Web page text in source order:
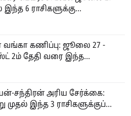
இந்த 6 ராசிகளுக்கு...
வங்கா கணிப்பு: ஜூலை 27 -
2ம் தேதி வரை இந்த...
சந்திரன் அரிய சேர்க்கை:
முதல் இந்த 3 ராசிகளுக்குப்...